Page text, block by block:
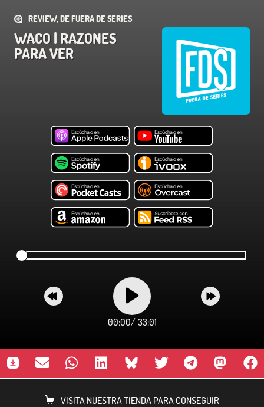
REVIEW, DE FUERA DE SERIES
WACO | RAZONES
PARA VER
00:00/ 33:01
VISITA NUESTRA TIENDA PARA CONSEGUIR